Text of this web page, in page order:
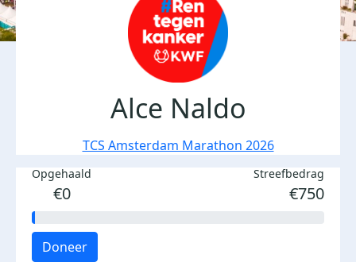
Alce Naldo
TCS Amsterdam Marathon 2026
Opgehaald
€0
Streefbedrag
€750
Doneer